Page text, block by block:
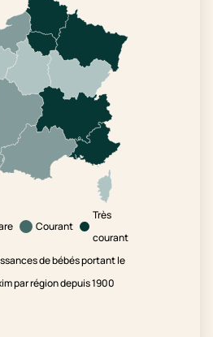
Courant
Très
courant
de bébés portant le
par région depuis 1900